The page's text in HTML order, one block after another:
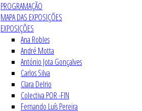
PROGRAMAÇÃO
MAPA DAS EXPOSIÇÕES
EXPOSIÇÕES
Ana Robles
André Motta
António Jota Gonçalves
Carlos Silva
Clara Delrio
Colectiva POR -FIN
Fernando Luís Pereira